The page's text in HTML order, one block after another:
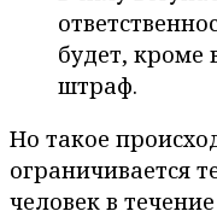
будет, кроме
штраф.
Но такое
ограничивается
человек в